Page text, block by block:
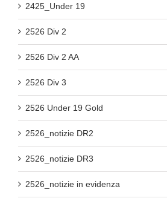
2425_Under 19
2526 Div 2
2526 Div 2 AA
2526 Div 3
2526 Under 19 Gold
2526_notizie DR2
2526_notizie DR3
2526_notizie in evidenza